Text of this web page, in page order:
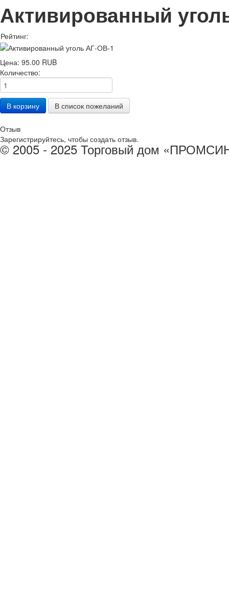
Активированный
Рейтинг:
Цена: 95.00 RUB
Количество:
Отзыв
Зарегистрируйтесь, чтобы создать отзыв.
© 2005 - 2025 Торговый дом